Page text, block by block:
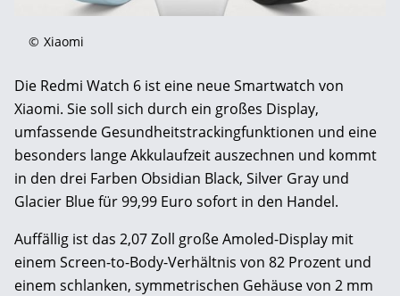
© Xiaomi
Die Redmi Watch 6 ist eine neue Smartwatch von
Xiaomi. Sie soll sich durch ein großes Display,
umfassende Gesundheitstrackingfunktionen und eine
besonders lange Akkulaufzeit auszechnen und kommt
in den drei Farben Obsidian Black, Silver Gray und
Glacier Blue für 99,99 Euro sofort in den Handel.
Auffällig ist das 2,07 Zoll große Amoled-Display mit
einem Screen-to-Body-Verhältnis von 82 Prozent und
einem schlanken, symmetrischen Gehäuse von 2 mm